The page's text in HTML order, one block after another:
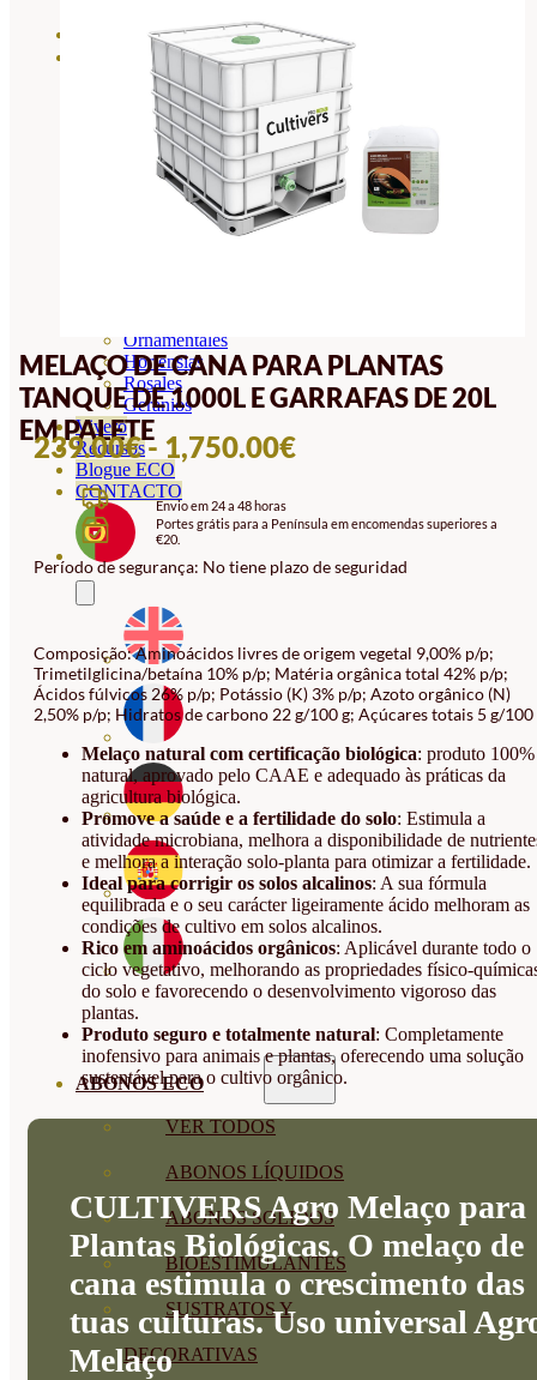
Profesionales
Abonos por cultivo
Ver Todos
Tomates
Huerto
Cítricos
Frutales
Césped
Coníferas y setos
Ornamentales
Hortensias
Rosales
Geranios
Vivero
Recursos
Blogue ECO
CONTACTO
ABONOS ECO
VER TODOS
ABONOS LÍQUIDOS
ABONOS SOLIDOS
BIOESTIMULANTES
SUSTRATOS Y
DECORATIVAS
MELAÇO DE CANA PARA PLANTAS
TANQUE DE 1000L E GARRAFAS DE 20L
EM PALETE
239.00€- 1,750.00€INTERVALO
PREÇOS:
A
Envio em 24 a 48 horas
Portes grátis para a Península em encomendas superiores a
€20.
Período de segurança: No tiene plazo de seguridad
Composição: Aminoácidos livres de origem vegetal 9,00% p/p;
Trimetilglicina/betaína 10% p/p; Matéria orgânica total 42% p/p;
Ácidos fúlvicos 26% p/p; Potássio (K) 3% p/p; Azoto orgânico (N)
2,50% p/p; Hidratos de carbono 22 g/100 g; Açúcares totais 5 g/100
Melaço natural com certificação biológica: produto 100%
natural, aprovado pelo CAAE e adequado às práticas da
agricultura biológica.
Promove a saúde e a fertilidade do solo: Estimula a
atividade microbiana, melhora a disponibilidade de
e melhora a interação solo-planta para otimizar a fertilidade.
Ideal para corrigir os solos alcalinos: A sua fórmula
equilibrada e o seu carácter ligeiramente ácido melhoram as
condições de cultivo em solos alcalinos.
Rico em aminoácidos orgânicos: Aplicável durante todo o
ciclo vegetativo, melhorando as propriedades físico-
do solo e favorecendo o desenvolvimento vigoroso das
plantas.
Produto seguro e totalmente natural: Completamente
inofensivo para animais e plantas, oferecendo uma solução
sustentável para o cultivo orgânico.
CULTIVERS Agro Melaço para
Plantas Biológicas. O melaço de
cana estimula o crescimento das
tuas culturas. Uso universal
Melaço